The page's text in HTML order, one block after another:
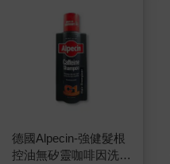
德國Alpecin-強健髮根
控油無矽靈咖啡因洗髮